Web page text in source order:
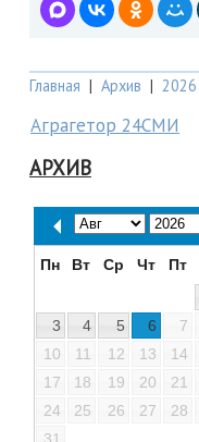
Главная | Архив | 2026
Аграгетор 24СМИ
АРХИВ
Пн Вт Ср Чт Пт
3
4 5 6 7
10
11 12 13 14
17
18 19 20 21
24
25 26 27 28